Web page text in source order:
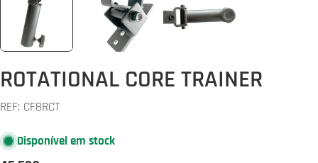
ROTATIONAL CORE TRAINER
REF: CF8RCT
Disponível em stock